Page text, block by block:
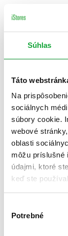
Súhlas
Táto
Na
sociálnych
súbory cookie.
webové
oblasti
môžu príslušné
údajmi, ktoré
keď ste
súhlasu
Potrebné